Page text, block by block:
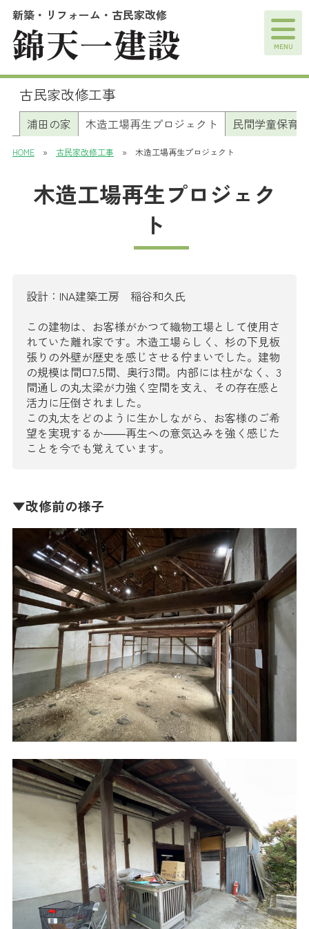
新築・リフォーム・古民家改修
MENU
古民家改修工事
浦田の家 木造工場再生プロジェクト 民間学童保育
HOME» 古民家改修工事 » 木造工場再生プロジェクト
木造工場再生プロジェク
ト
設計：INA建築工房 稲谷和久氏
この建物は、お客様がかつて織物工場として使用さ
れていた離れ家です。木造工場らしく、杉の下見板
張りの外壁が歴史を感じさせる佇まいでした。建物
の規模は間口7.5間、奥行3間。内部には柱がなく、3
間通しの丸太梁が力強く空間を支え、その存在感と
活力に圧倒されました。
この丸太をどのように生かしながら、お客様のご希
望を実現するか――再生への意気込みを強く感じた
ことを今でも覚えています。
▼改修前の様子